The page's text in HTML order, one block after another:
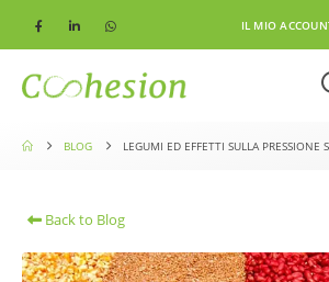
IL MIO
BLOG LEGUMI ED EFFETTI SULLA PRESSIONE
Back to Blog